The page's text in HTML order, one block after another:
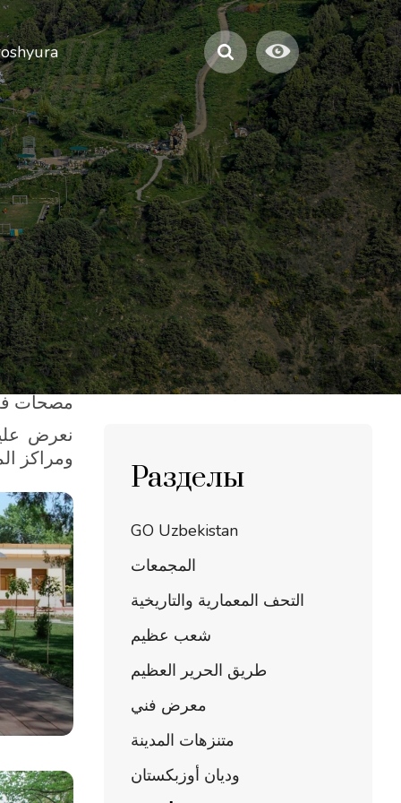
وهناك
مصحات
نعرض
ومراكز
Разделы
GO Uzbekistan
المجمعات
التحف المعمارية والتاريخية
شعب عظيم
طريق الحرير العظيم
معرض فني
متنزهات المدينة
وديان أوزبكستان